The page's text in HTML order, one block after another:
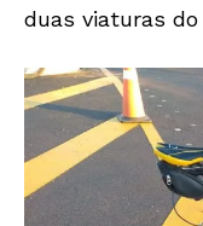
duas viaturas do